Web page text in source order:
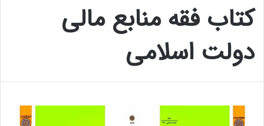
کتاب فقه منابع مالی
دولت اسلامی